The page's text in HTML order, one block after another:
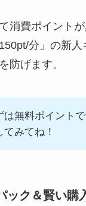
消費ポイント
分」の新人
防げます。
は無料ポイント
てみてね！
ック＆賢い購